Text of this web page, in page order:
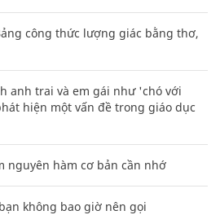
công thức lượng giác bằng thơ,
anh trai và em gái như 'chó với
hiện một vấn đề trong giáo dục
nguyên hàm cơ bản cần nhớ
không bao giờ nên gọi